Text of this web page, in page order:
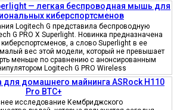
— легкая беспроводная мышь для
киберспортсменов
Logitech G представила беспроводную
G PRO X Superlight. Новинка предназначена
а слово Superlight в ее
вес этой модели, который не превышает
меньше по сравнению с анонсированным
Logitech G PRO Wireless
для домашнего майнинга ASRock H110
Pro BTC+
исследование Кембриджского